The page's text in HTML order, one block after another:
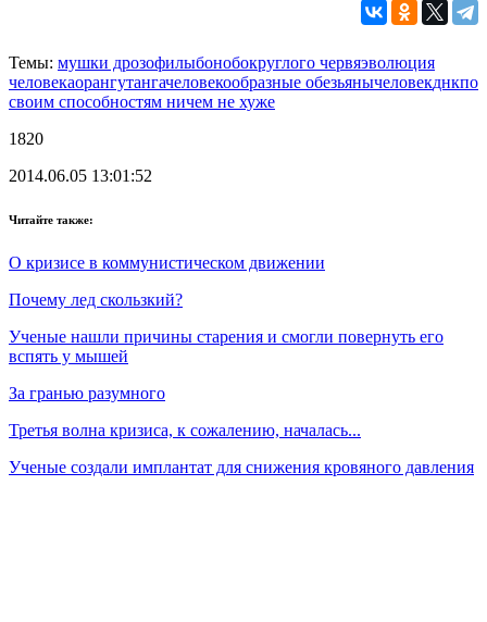
Темы: мушки дрозофилыбонобокруглого червяэволюция
человекаорангутангачеловекообразные обезьянычеловекднкпо
своим способностям ничем не хуже
1820
2014.06.05 13:01:52
Читайте также:
О кризисе в коммунистическом движении
Почему лед скользкий?
Ученые нашли причины старения и смогли повернуть его
вспять у мышей
За гранью разумного
Третья волна кризиса, к сожалению, началась...
Ученые создали имплантат для снижения кровяного давления